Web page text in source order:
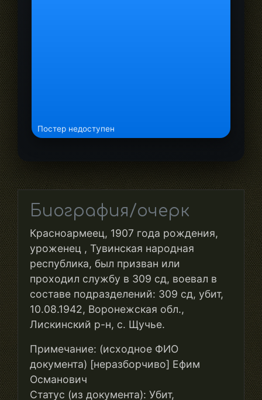
Постер недоступен
Биография/очерк
Красноармеец, 1907 года рождения,
уроженец , Тувинская народная
республика, был призван или
проходил службу в 309 сд, воевал в
составе подразделений: 309 сд, убит,
10.08.1942, Воронежская обл.,
Лискинский р-н, с. Щучье.
Примечание: (исходное ФИО
документа) [неразборчиво] Ефим
Османович
Статус (из документа): Убит,